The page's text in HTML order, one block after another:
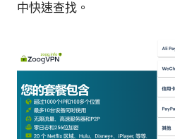
中快速查找。